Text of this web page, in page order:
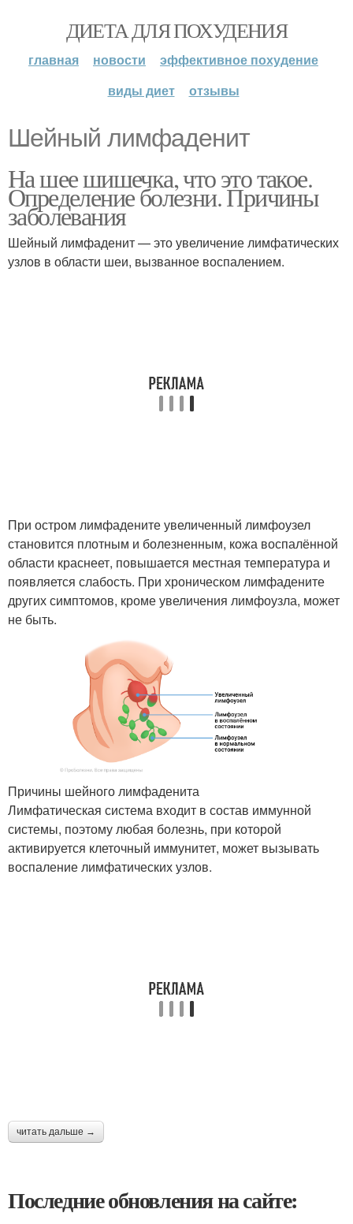
ДИЕТА ДЛЯ ПОХУДЕНИЯ
главная новости
эффективное похудение
виды диет
отзывы
Шейный лимфаденит
На шее шишечка, что это такое.
Определение болезни. Причины
заболевания
Шейный лимфаденит — это увеличение лимфатических
узлов в области шеи, вызванное воспалением.
При остром лимфадените увеличенный лимфоузел
становится плотным и болезненным, кожа воспалённой
области краснеет, повышается местная температура и
появляется слабость. При хроническом лимфадените
других симптомов, кроме увеличения лимфоузла, может
не быть.
Причины шейного лимфаденита
Лимфатическая система входит в состав иммунной
системы, поэтому любая болезнь, при которой
активируется клеточный иммунитет, может вызывать
воспаление лимфатических узлов.
читать дальше →
Последние обновления на сайте: